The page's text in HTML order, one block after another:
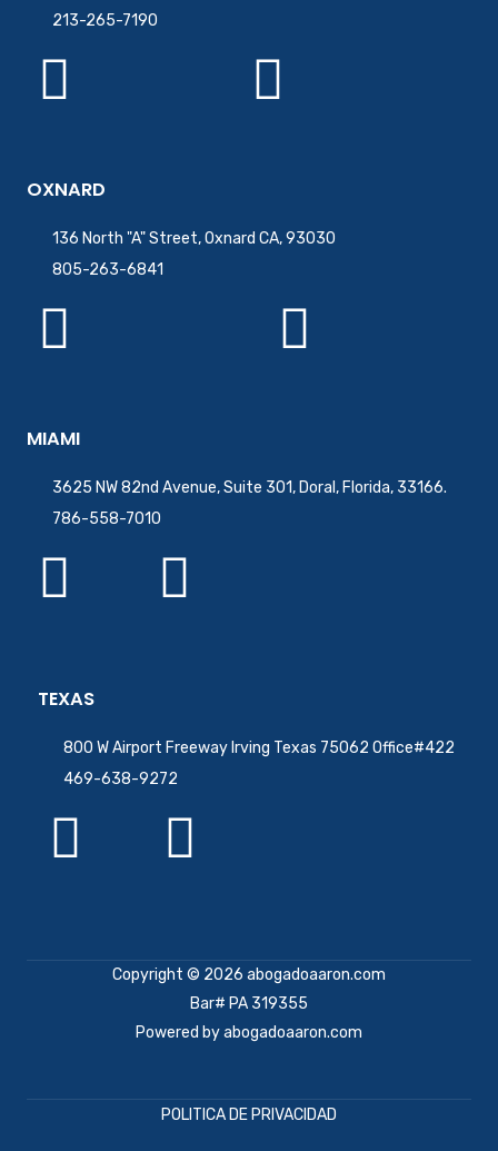
213-265-7190
OXNARD
136 North "A" Street, Oxnard CA, 93030
805-263-6841
MIAMI
3625 NW 82nd Avenue, Suite 301, Doral, Florida, 33166.
786-558-7010
TEXAS
800 W Airport Freeway Irving Texas 75062 Office#422
469-638-9272
Copyright © 2026 abogadoaaron.com
Bar# PA 319355
Powered by abogadoaaron.com
POLITICA DE PRIVACIDAD